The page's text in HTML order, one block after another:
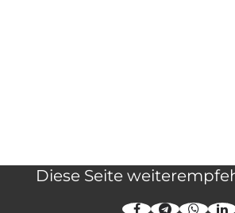
Diese Seite